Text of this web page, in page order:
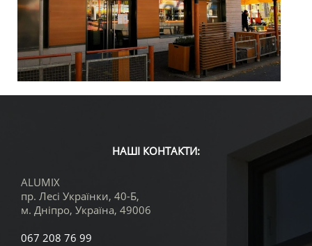
НАШІ КОНТАКТИ:
ALUMIX
пр. Лесі Українки, 40-Б,
м. Дніпро, Україна, 49006
067 208 76 99